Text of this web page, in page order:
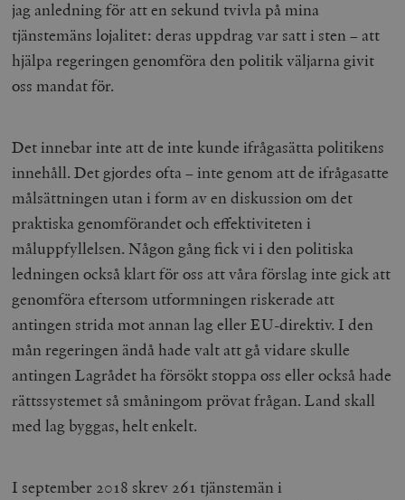
jag anledning för att en sekund tvivla på mina
tjänstemäns lojalitet: deras uppdrag var satt i sten – att
hjälpa regeringen genomföra den politik väljarna givit
oss mandat för.
Det innebar inte att de inte kunde ifrågasätta politikens
innehåll. Det gjordes ofta – inte genom att de ifrågasatte
målsättningen utan i form av en diskussion om det
praktiska genomförandet och effektiviteten i
måluppfyllelsen. Någon gång fick vi i den politiska
ledningen också klart för oss att våra förslag inte gick att
genomföra eftersom utformningen riskerade att
antingen strida mot annan lag eller EU-direktiv. I den
mån regeringen ändå hade valt att gå vidare skulle
antingen Lagrådet ha försökt stoppa oss eller också hade
rättssystemet så småningom prövat frågan. Land skall
med lag byggas, helt enkelt.
I september 2018 skrev 261 tjänstemän i